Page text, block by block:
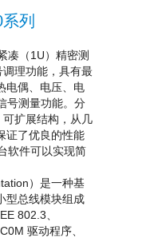
列
凑（1U）精密测
理功能，具有最
电偶、电压、电
号测量功能。分
扩展结构，从几
证了优良的性能
软件可以实现简
）是一种基
型总线模块组成
802.3、
驱动程序、